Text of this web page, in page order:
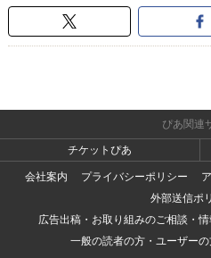
ぴあ関連
チケットぴあ
会社案内
プライバシーポリシー
外部送信ポ
広告出稿・お取り組みのご相談・
一般の読者の方・ユーザー